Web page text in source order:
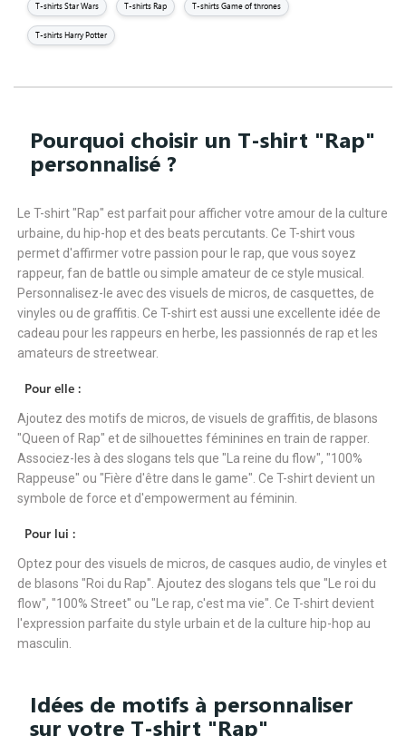
T-shirts Star Wars T-shirts Rap T-shirts Game of thrones
T-shirts Harry Potter
Pourquoi choisir un T-shirt "Rap"
personnalisé ?
Le T-shirt "Rap" est parfait pour afficher votre amour de la culture
urbaine, du hip-hop et des beats percutants. Ce T-shirt vous
permet d'affirmer votre passion pour le rap, que vous soyez
rappeur, fan de battle ou simple amateur de ce style musical.
Personnalisez-le avec des visuels de micros, de casquettes, de
vinyles ou de graffitis. Ce T-shirt est aussi une excellente idée de
cadeau pour les rappeurs en herbe, les passionnés de rap et les
amateurs de streetwear.
Pour elle :
Ajoutez des motifs de micros, de visuels de graffitis, de blasons
"Queen of Rap" et de silhouettes féminines en train de rapper.
Associez-les à des slogans tels que "La reine du flow", "100%
Rappeuse" ou "Fière d'être dans le game". Ce T-shirt devient un
symbole de force et d'empowerment au féminin.
Pour lui :
Optez pour des visuels de micros, de casques audio, de vinyles et
de blasons "Roi du Rap". Ajoutez des slogans tels que "Le roi du
flow", "100% Street" ou "Le rap, c'est ma vie". Ce T-shirt devient
l'expression parfaite du style urbain et de la culture hip-hop au
masculin.
Idées de motifs à personnaliser
sur votre T-shirt "Rap"